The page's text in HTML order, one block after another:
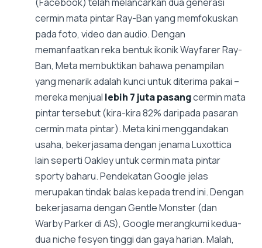
cermin mata pintar Ray-Ban yang memfokuskan
pada foto, video dan audio. Dengan
memanfaatkan reka bentuk ikonik Wayfarer Ray-
Ban, Meta membuktikan bahawa penampilan
yang menarik adalah kunci untuk diterima pakai –
mereka menjual lebih 7 juta pasangcermin mata
pintar tersebut (kira-kira 82% daripada pasaran
cermin mata pintar). Meta kini menggandakan
usaha, bekerjasama dengan jenama Luxottica
lain seperti Oakley untuk cermin mata pintar
sporty baharu. Pendekatan Google jelas
merupakan tindak balas kepada trend ini. Dengan
bekerjasama dengan Gentle Monster (dan
Warby Parker di AS), Google merangkumi kedua-
dua niche fesyen tinggi dan gaya harian. Malah,